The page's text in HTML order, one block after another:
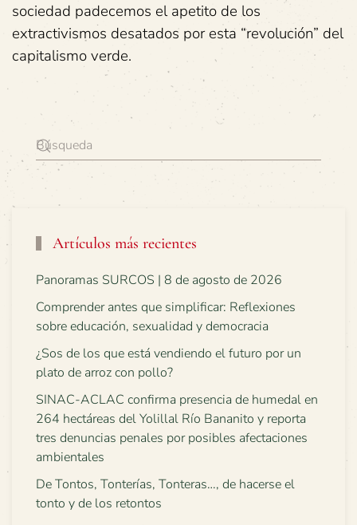
sociedad padecemos el apetito de los
extractivismos desatados por esta “revolución” del
capitalismo verde.
Artículos más recientes
Panoramas SURCOS | 8 de agosto de 2026
Comprender antes que simplificar: Reflexiones
sobre educación, sexualidad y democracia
¿Sos de los que está vendiendo el futuro por un
plato de arroz con pollo?
SINAC-ACLAC confirma presencia de humedal en
264 hectáreas del Yolillal Río Bananito y reporta
tres denuncias penales por posibles afectaciones
ambientales
De Tontos, Tonterías, Tonteras…, de hacerse el
tonto y de los retontos